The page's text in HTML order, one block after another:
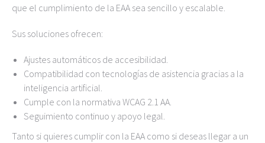
que el cumplimiento de la EAA sea sencillo y escalable.
Sus soluciones ofrecen:
Ajustes automáticos de accesibilidad.
Compatibilidad con tecnologías de asistencia gracias a la
inteligencia artificial.
Cumple con la normativa WCAG 2.1 AA.
Seguimiento continuo y apoyo legal.
Tanto si quieres cumplir con la EAA como si deseas llegar a un